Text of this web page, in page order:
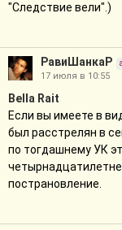
"Следствие вели".)
РавиШанкаР
17 июля в 10:55
Bella Rait
Если вы имеете в
был расстрелян в
по тогдашнему УК
пострановление.